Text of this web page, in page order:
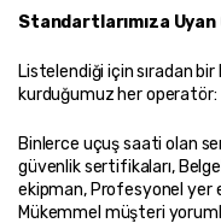
Standartlarımıza
Listelendiği için sıradan
kurduğumuz her operatör:
Binlerce uçuş saati olan
güvenlik sertifikaları,
ekipman, Profesyonel yer
Mükemmel müşteri